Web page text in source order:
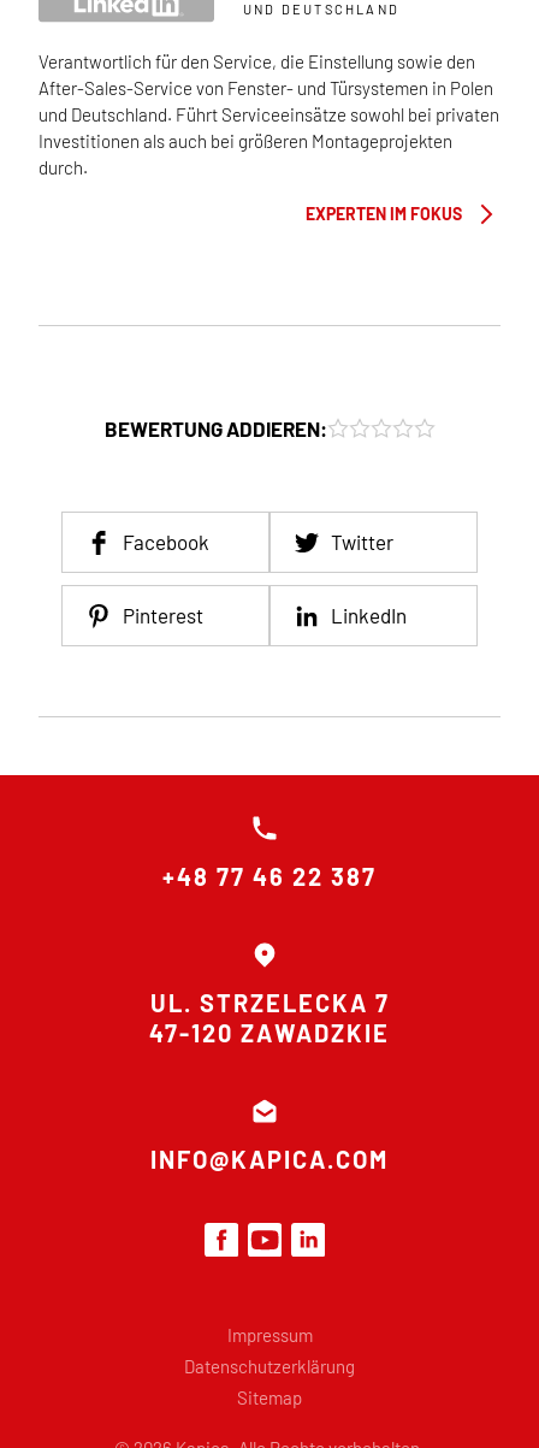
UND DEUTSCHLAND
Verantwortlich für den Service, die Einstellung sowie den
After-Sales-Service von Fenster- und Türsystemen in Polen
und Deutschland. Führt Serviceeinsätze sowohl bei privaten
Investitionen als auch bei größeren Montageprojekten
durch.
EXPERTEN IM FOKUS
BEWERTUNG ADDIEREN:
Facebook Twitter
Pinterest LinkedIn
+48 77 46 22 387
UL. STRZELECKA 7
47-120 ZAWADZKIE
INFO@KAPICA.COM
Impressum
Datenschutzerklärung
Sitemap